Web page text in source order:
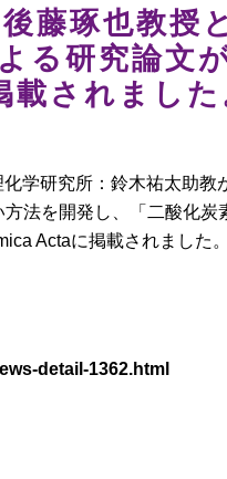
藤琢也教授
る研究論文
されました
学研究所：鈴木祐太助教
法を開発し、「二酸化炭
Actaに掲載されました。
detail-1362.html